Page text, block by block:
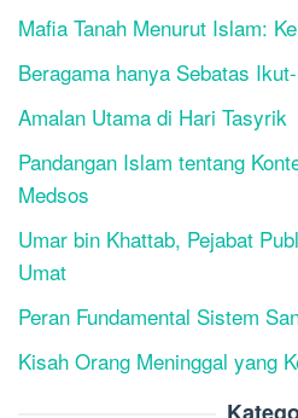
Mafia Tanah Menurut Islam:
Beragama hanya Sebatas
Amalan Utama di Hari Tasyrik
Pandangan Islam tentang
Medsos
Umar bin Khattab, Pejabat
Umat
Peran Fundamental Sistem
Kisah Orang Meninggal yang